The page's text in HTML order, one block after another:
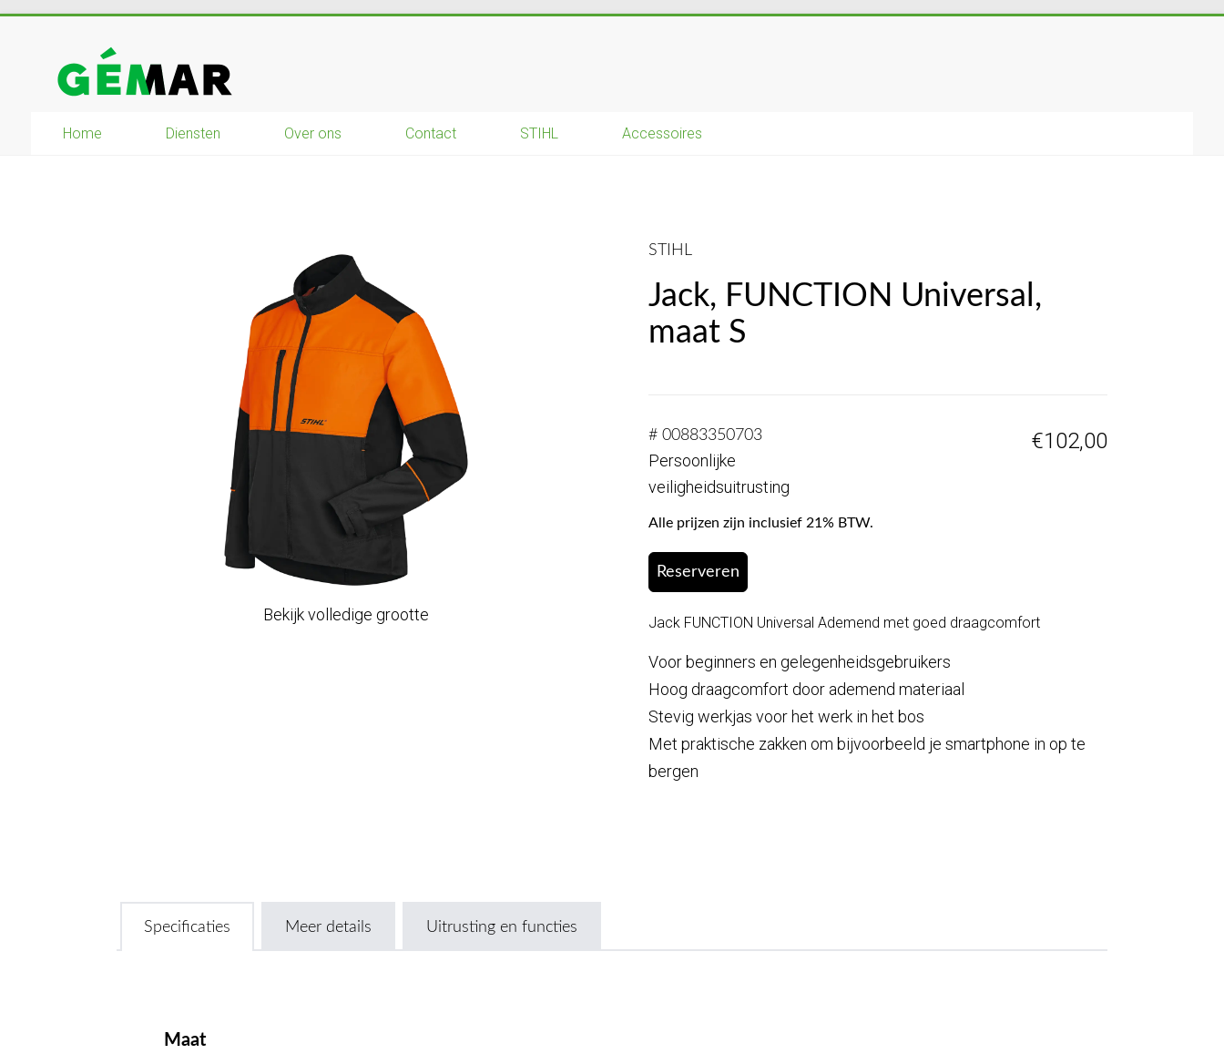
GEMAR
natuurbouw
Home Diensten Over ons Contact STIHL Accessoires
Bekijk volledige grootte
STIHL
Jack, FUNCTION Universal,
maat S
# 00883350703
Persoonlijke
veiligheidsuitrusting
€102,00
Alle prijzen zijn inclusief 21% BTW.
Reserveren
Jack FUNCTION Universal Ademend met goed draagcomfort
Voor beginners en gelegenheidsgebruikers
Hoog draagcomfort door ademend materiaal
Stevig werkjas voor het werk in het bos
Met praktische zakken om bijvoorbeeld je smartphone in op te
bergen
Specificaties Meer details Uitrusting en functies
Maat